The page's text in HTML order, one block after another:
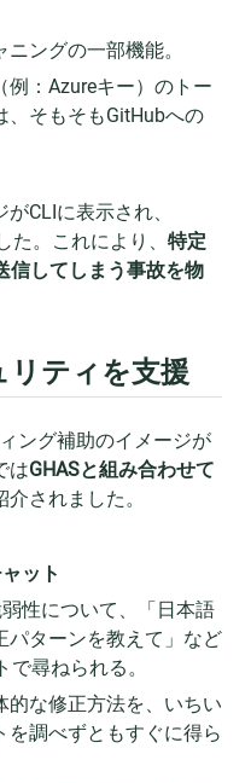
ングの一部機能。
例：Azureキー）のトー
、そもそもGitHubへの
CLIに表示され、
た。これにより、 特定
信してしまう事故を物
リティを支援
ング補助のイメージが
はGHASと組み合わせて
されました。
ット
性について、「日本語
パターンを教えて」など
尋ねられる。
的な修正方法を、いちい
を調べずともすぐに得ら